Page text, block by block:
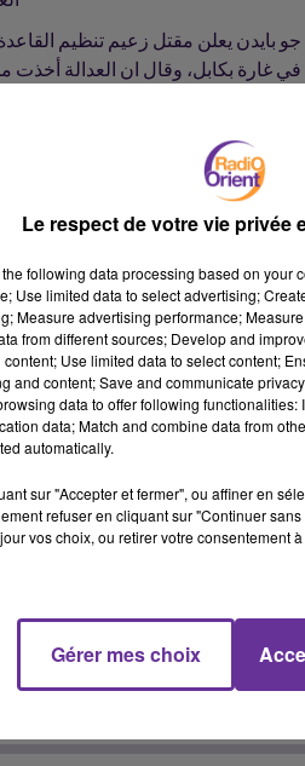
بايدن يعلن مقتل زعيم تنظيم
وإصابة أربعة شبان بالرصاص
قوات الاحتلال الإسرائيلي مخيم الفارعة
التقليدية في تونس يقول ان تونس
تخفف من الاجراءات الأمنية في
من مختلف المناطق في العاصمة
روسيا باستخدام أكبر محطة للطاقة
فخور بالعودة للعمل مع الفريق، بعد
سابقة له، اعتبرها كانت
Le respect de votre vie privée
following data processing based on your
Use limited data to select advertising;
Measure advertising performance;
from different sources; Develop and
Use limited data to select content;
and content; Save and communicate
data to offer following
data; Match and combine data from
automatically.
sur "Accepter et fermer", ou affiner en
refuser en cliquant sur "Continuer
vos choix, ou retirer votre consentement
Gérer mes choix